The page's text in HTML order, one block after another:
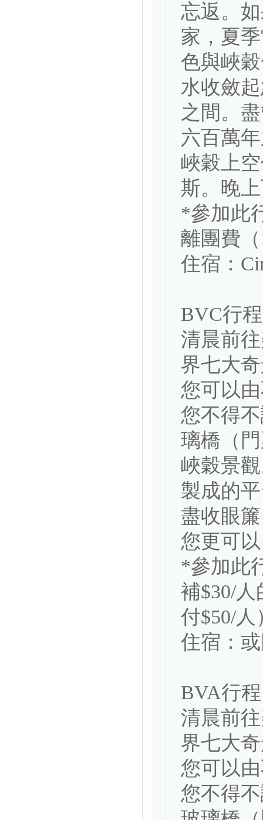
忘返。
家，夏
色與峽
水收斂
之間。
六百萬
峽穀上
斯。晚
*參加此
離團費
住宿：
BVC行
清晨前
界七大
您可以
您不得
璃橋（
峽穀景
製成的
盡收眼
您更可
*參加此
補$30/人
付$50/人
住宿：或
BVA行
清晨前
界七大
您可以
您不得